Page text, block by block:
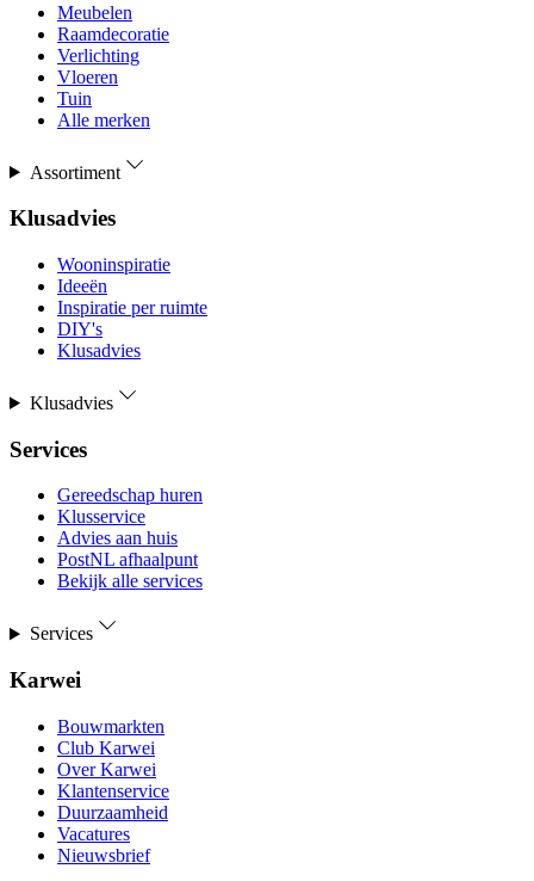
Meubelen
Raamdecoratie
Verlichting
Vloeren
Tuin
Alle merken
Assortiment
Klusadvies
Wooninspiratie
Ideeën
Inspiratie per ruimte
DIY's
Klusadvies
Klusadvies
Services
Gereedschap huren
Klusservice
Advies aan huis
PostNL afhaalpunt
Bekijk alle services
Services
Karwei
Bouwmarkten
Club Karwei
Over Karwei
Klantenservice
Duurzaamheid
Vacatures
Nieuwsbrief